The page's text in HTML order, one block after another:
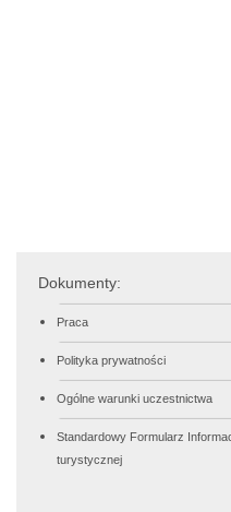
Dokumenty:
Praca
Polityka prywatności
Ogólne warunki uczestnictwa
Standardowy Formularz
turystycznej